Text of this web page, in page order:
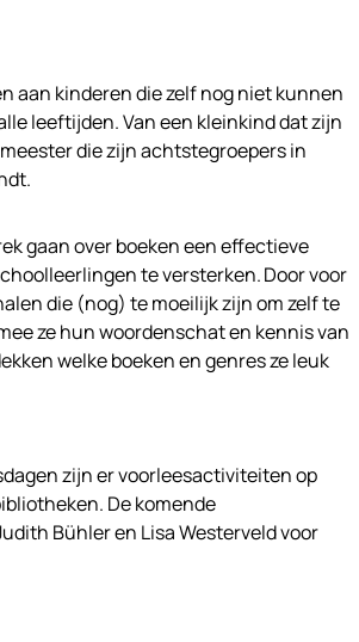
aan kinderen diezelf nog niet kunnen
leeftijden. Van een kleinkind dat zijn
die zijn achtstegroepers in
gaan over boeken een effectieve
te versterken. Door voor
die (nog) te moeilijk zijn om zelf te
ze hun woordenschat en kennis van
welke boeken en genres ze leuk
zijn er voorleesactiviteiten op
De komende
Bühler en Lisa Westerveld voor